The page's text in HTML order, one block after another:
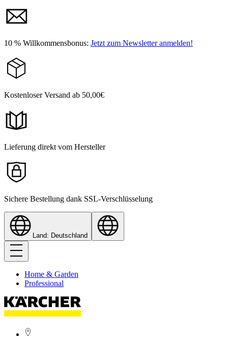
10 % Willkommensbonus: Jetzt zum Newsletter anmelden!
Kostenloser Versand ab 50,00€
Lieferung direkt vom Hersteller
Sichere Bestellung dank SSL-Verschlüsselung
Land: Deutschland
Home & Garden
Professional